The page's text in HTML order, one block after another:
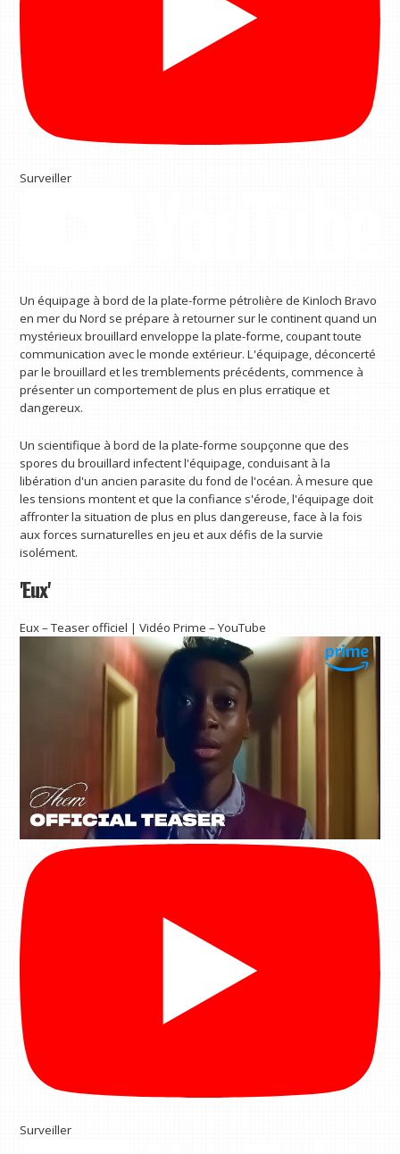
Surveiller
Un équipage à bord de la plate-forme pétrolière de Kinloch Bravo
en mer du Nord se prépare à retourner sur le continent quand un
mystérieux brouillard enveloppe la plate-forme, coupant toute
communication avec le monde extérieur. L'équipage, déconcerté
par le brouillard et les tremblements précédents, commence à
présenter un comportement de plus en plus erratique et
dangereux.
Un scientifique à bord de la plate-forme soupçonne que des
spores du brouillard infectent l'équipage, conduisant à la
libération d'un ancien parasite du fond de l'océan. À mesure que
les tensions montent et que la confiance s'érode, l'équipage doit
affronter la situation de plus en plus dangereuse, face à la fois
aux forces surnaturelles en jeu et aux défis de la survie
isolément.
'Eux'
Eux – Teaser officiel | Vidéo Prime – YouTube
Surveiller